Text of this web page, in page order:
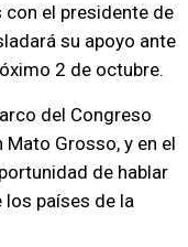
con el presidente de
su apoyo ante
2 de octubre.
del Congreso
Grosso, y en el
de hablar
países de la